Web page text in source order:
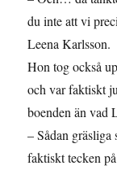
du inte att vi
Leena Karlsson.
Hon tog också
och var faktiskt
boenden än vad
– Sådan
faktiskt tecken